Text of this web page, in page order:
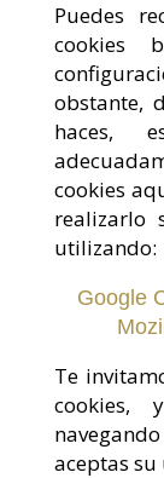
Puedes
cookies
obstante,
haces,
cookies
realizarlo
utilizando:
Google
Te
cookies,
aceptas su